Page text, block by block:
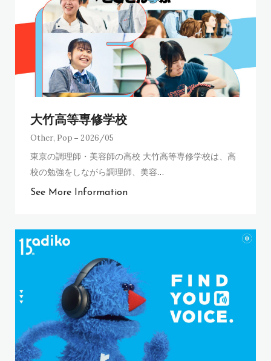
大竹高等専修学校
Other, Pop 2026/05
東京の調理師・美容師の高校 大竹高等専修学校は、高
校の勉強をしながら調理師、美容…
See More Information